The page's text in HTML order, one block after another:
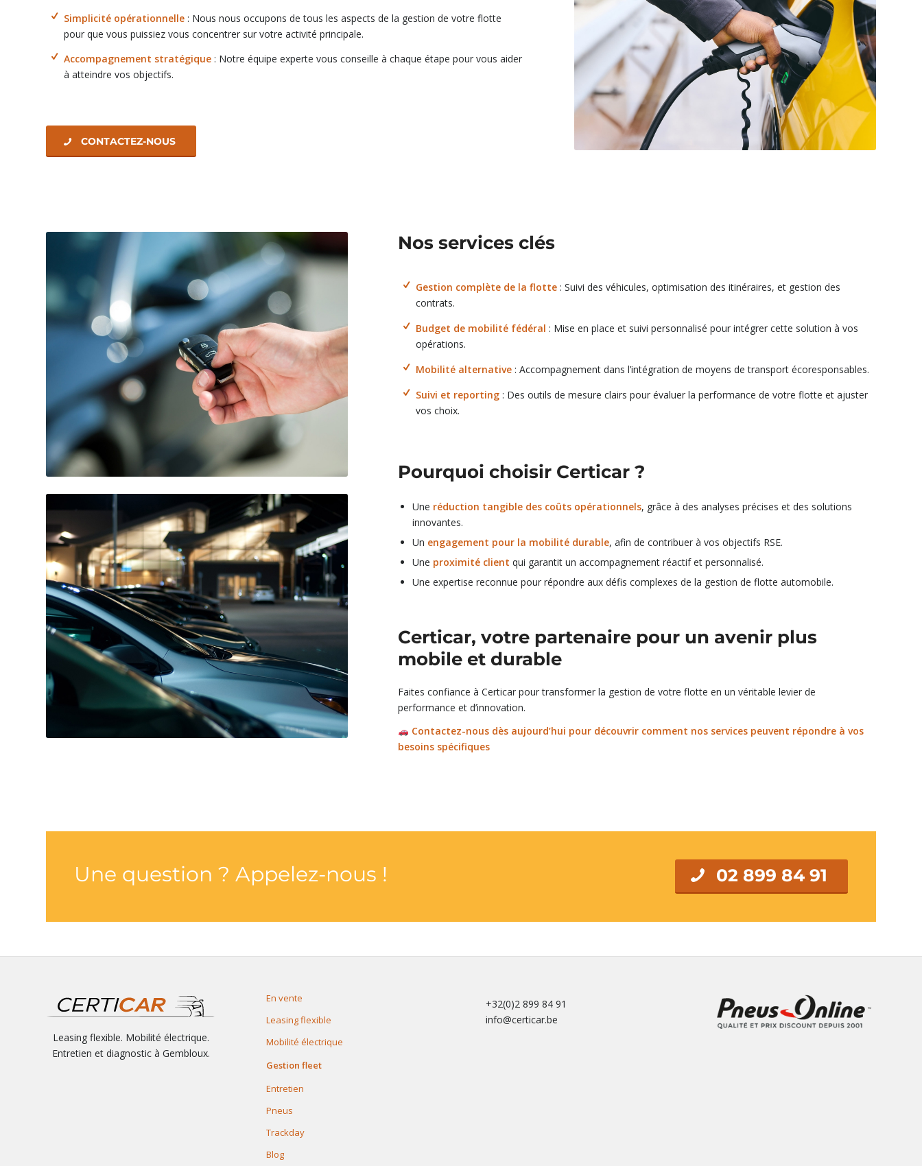
Simplicité opérationnelle: Nous nous occupons de tous les aspects de la gestion de votre flotte
pour que vous puissiez vous concentrer sur votre activité principale.
Accompagnement stratégique: Notre équipe experte vous conseille à chaque étape pour vous aider
à atteindre vos objectifs.
CONTACTEZ-NOUS
Nos services clés
Gestion complète de la flotte: Suivi des véhicules, optimisation des itinéraires, et gestion des
contrats.
Budget de mobilité fédéral : Mise en place et suivi personnalisé pour intégrer cette solution à vos
opérations.
Mobilité alternative: Accompagnement dans l’intégration de moyens de transport écoresponsables.
Suivi et reporting: Des outils de mesure clairs pour évaluer la performance de votre flotte et ajuster
vos choix.
Pourquoi choisir Certicar ?
Une réduction tangible des coûts opérationnels, grâce à des analyses précises et des solutions
innovantes.
Un engagement pour la mobilité durable, afin de contribuer à vos objectifs RSE.
Une proximité client qui garantit un accompagnement réactif et personnalisé.
Une expertise reconnue pour répondre aux défis complexes de la gestion de flotte automobile.
Certicar, votre partenaire pour un avenir plus
mobile et durable
Faites confiance à Certicar pour transformer la gestion de votre flotte en un véritable levier de
performance et d’innovation.
Contactez-nous dès aujourd’hui pour découvrir comment nos services peuvent répondre à vos
besoins spécifiques
Une question ? Appelez-nous ! 02 899 84 91
Leasing flexible. Mobilité électrique.
Entretien et diagnostic à Gembloux.
En vente
Leasing flexible
Mobilité électrique
Gestion fleet
Entretien
Pneus
Trackday
Blog
+32(0)2 899 84 91
info@certicar.be